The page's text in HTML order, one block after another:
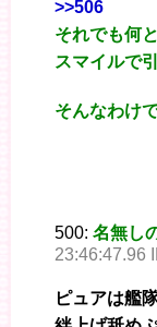
>>506
それでも何
スマイルで
そんなわけ
500: 名無し
23:46:47.96
ピュアは艦